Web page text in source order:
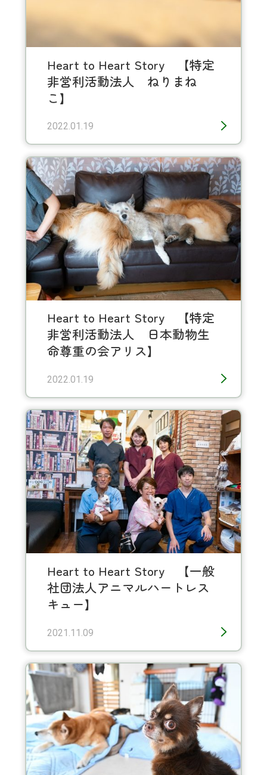
Heart to Heart Story 【特定
非営利活動法人 ねりまね
こ】
2022.01.19
Heart to Heart Story 【特定
非営利活動法人 日本動物生
命尊重の会アリス】
2022.01.19
Heart to Heart Story 【一般
社団法人アニマルハートレス
キュー】
2021.11.09